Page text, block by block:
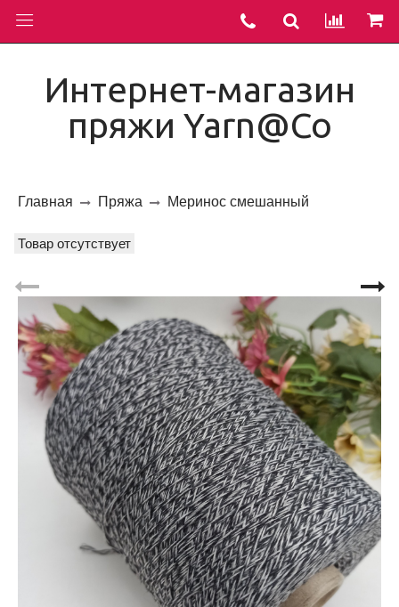
Интернет-магазин
пряжи Yarn@Co
Главная Пряжа Меринос смешанный
Товар отсутствует